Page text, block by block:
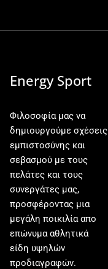
Energy Sport
Φιλοσοφία μας να
δημιουργούμε σχέσεις
εμπιστοσύνης και
σεβασμού με τους
πελάτες και τους
συνεργάτες μας,
προσφέροντας μια
μεγάλη ποικιλία απο
επώνυμα αθλητικά
είδη υψηλών
προδιαγραφών.